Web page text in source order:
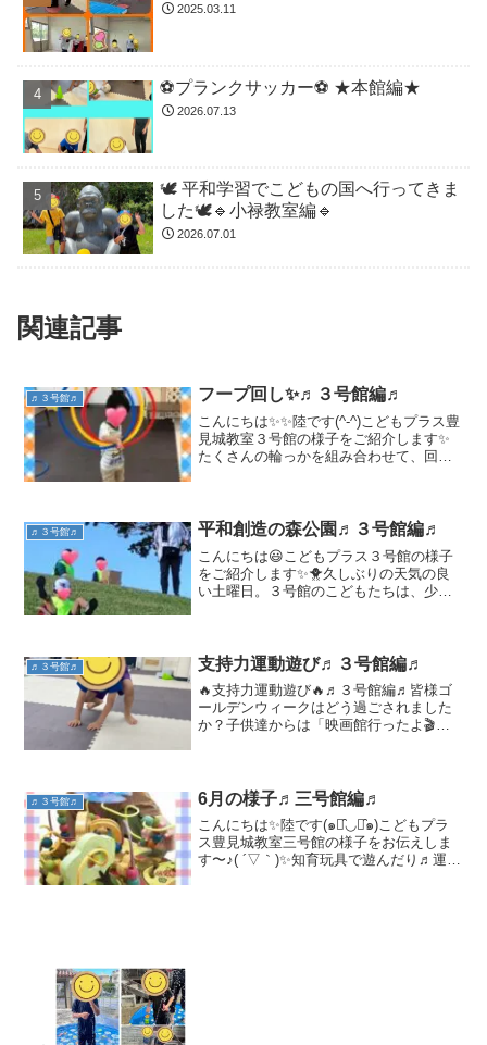
2025.03.11
⚽️プランクサッカー⚽️ ★本館編★
2026.07.13
🕊️ 平和学習でこどもの国へ行ってきま
した🕊️🔹小禄教室編🔹
2026.07.01
関連記事
♬３号館♬ フープ回し✨♬３号館編♬
こんにちは✨✨陸です(^-^)こどもプラス豊
見城教室３号館の様子をご紹介します✨
たくさんの輪っかを組み合わせて、回し
♬３号館♬ 平和創造の森公園♬３号館編♬
こんにちは😃こどもプラス３号館の様子
をご紹介します✨🐥久しぶりの天気の良
い土曜日。３号館のこどもたちは、少し
ルをうまく使って滑り降り...
♬３号館♬ 支持力運動遊び♬３号館編♬
🔥支持力運動遊び🔥♬３号館編♬皆様ゴ
ールデンウィークはどう過ごされました
か？子供達からは「映画館行ったよ🎬」
っという間でしたが、夏は...
♬３号館♬ 6月の様子♬三号館編♬
こんにちは✨陸です(๑･̑◡･̑๑)こどもプラ
ス豊見城教室三号館の様子をお伝えしま
す〜♪( ´▽｀)✨知育玩具で遊んだり♬運動